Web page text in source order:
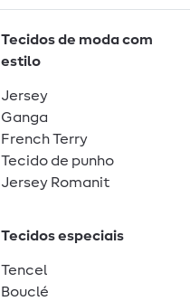
Tecidos de moda com
estilo
Jersey
Ganga
French Terry
Tecido de punho
Jersey Romanit
Tecidos especiais
Tencel
Bouclé